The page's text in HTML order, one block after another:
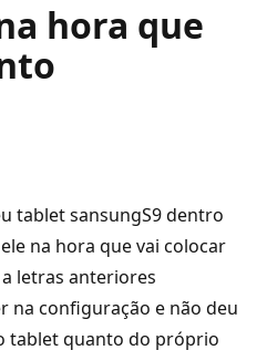
hora que
tablet sansungS9 dentro
na hora que vai colocar
letras anteriores
na configuração e não deu
tablet quanto do próprio